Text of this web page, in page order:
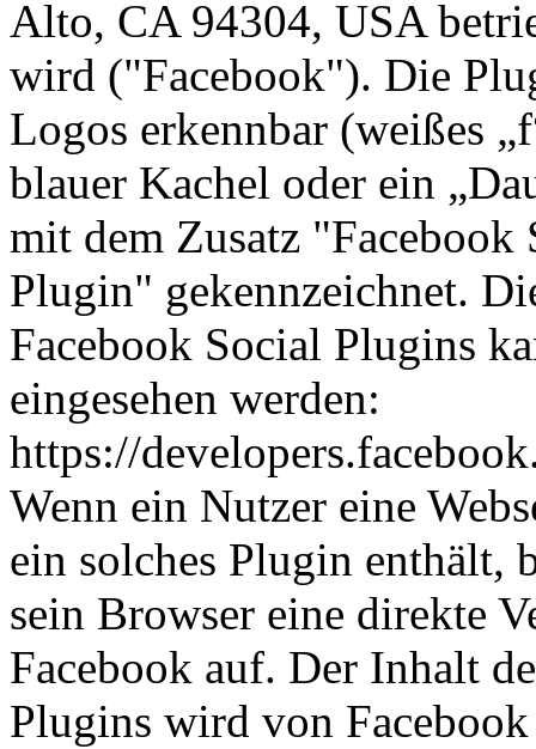
Alto, CA 94304, USA
wird ("Facebook"). Die
Logos erkennbar (weißes
blauer Kachel oder ein
mit dem Zusatz "Facebook
Plugin" gekennzeichnet.
Facebook Social Plugins
eingesehen werden:
https://
Wenn ein Nutzer eine
ein solches Plugin enthält,
sein Browser eine direkte
Facebook auf. Der Inhalt
Plugins wird von